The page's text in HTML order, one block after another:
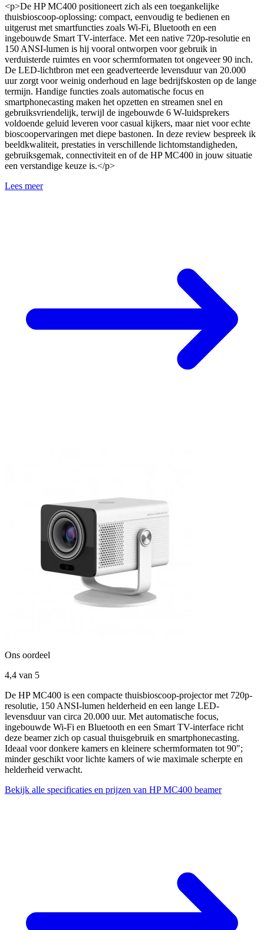
<p>De HP MC400 positioneert zich als een toegankelijke
thuisbioscoop-oplossing: compact, eenvoudig te bedienen en
uitgerust met smartfuncties zoals Wi‑Fi, Bluetooth en een
ingebouwde Smart TV-interface. Met een native 720p-resolutie en
150 ANSI-lumen is hij vooral ontworpen voor gebruik in
verduisterde ruimtes en voor schermformaten tot ongeveer 90 inch.
De LED-lichtbron met een geadverteerde levensduur van 20.000
uur zorgt voor weinig onderhoud en lage bedrijfskosten op de lange
termijn. Handige functies zoals automatische focus en
smartphonecasting maken het opzetten en streamen snel en
gebruiksvriendelijk, terwijl de ingebouwde 6 W-luidsprekers
voldoende geluid leveren voor casual kijkers, maar niet voor echte
bioscoopervaringen met diepe bastonen. In deze review bespreek ik
beeldkwaliteit, prestaties in verschillende lichtomstandigheden,
gebruiksgemak, connectiviteit en of de HP MC400 in jouw situatie
een verstandige keuze is.</p>
Lees meer
Ons oordeel
4,4 van 5
De HP MC400 is een compacte thuisbioscoop-projector met 720p-
resolutie, 150 ANSI-lumen helderheid en een lange LED-
levensduur van circa 20.000 uur. Met automatische focus,
ingebouwde Wi‑Fi en Bluetooth en een Smart TV-interface richt
deze beamer zich op casual thuisgebruik en smartphonecasting.
Ideaal voor donkere kamers en kleinere schermformaten tot 90";
minder geschikt voor lichte kamers of wie maximale scherpte en
helderheid verwacht.
Bekijk alle specificaties en prijzen van HP MC400 beamer